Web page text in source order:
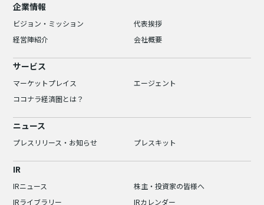
企業情報
ビジョン・ミッション
代表挨拶
経営陣紹介
会社概要
サービス
マーケットプレイス
エージェント
ココナラ経済圏とは？
ニュース
プレスリリース・お知らせ プレスキット
IR
IRニュース
株主・投資家の皆様へ
IRライブラリー
IRカレンダー